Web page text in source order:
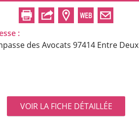
:
des Avocats 97414 Entre Deux
VOIR LA FICHE DÉTAILLÉE